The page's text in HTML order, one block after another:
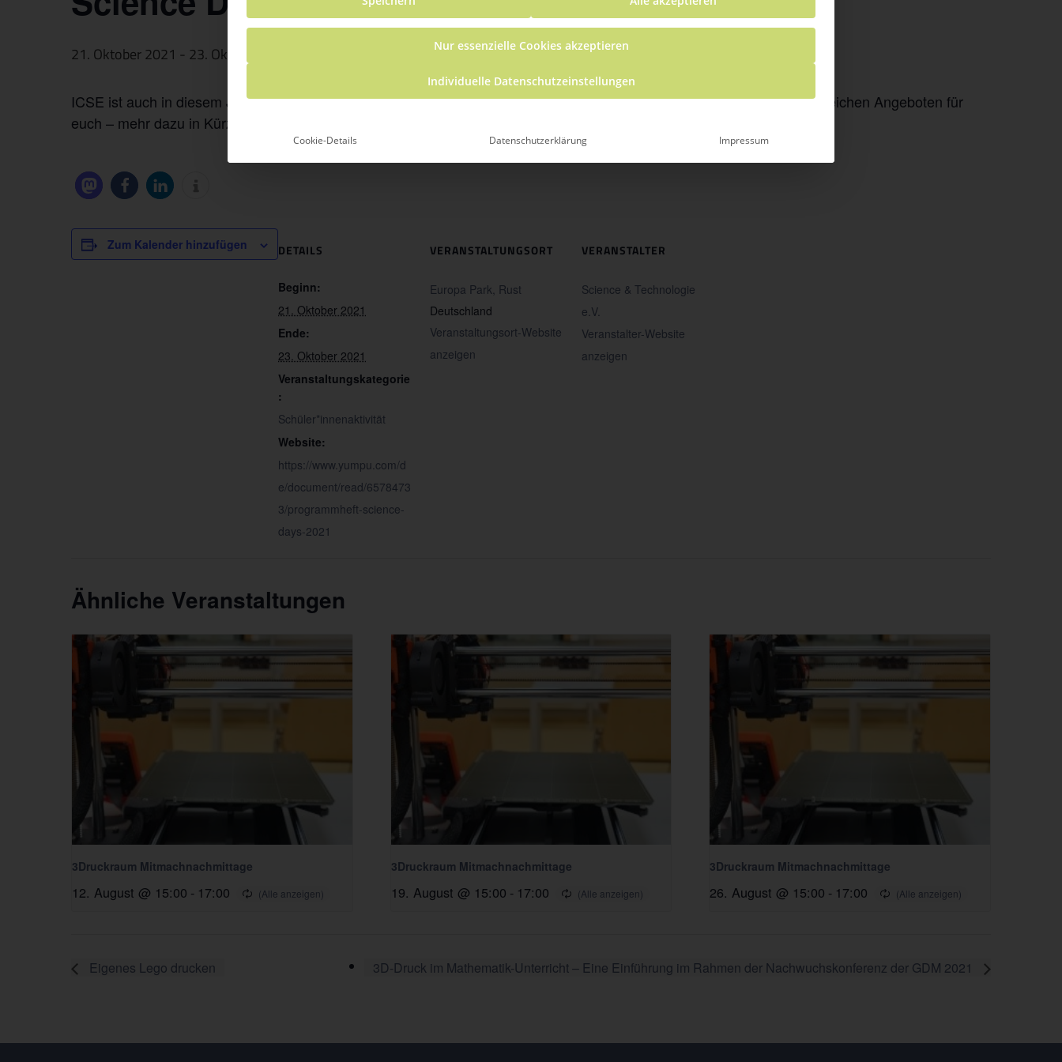
21. Oktober 2021 - 23. Oktober 2021
ICSE ist auch in diesem Jahr wieder bei den Science Days dabei! Gerade tüfteln wir an spannenden und abwechslungsreichen Angeboten für
euch – mehr dazu in Kürze!
Zum Kalender hinzufügen DETAILS
Beginn:
21. Oktober 2021
Ende:
23. Oktober 2021
Veranstaltungskategorie
:
Schüler*innenaktivität
Website:
https://www.yumpu.com/d
e/document/read/6578473
3/programmheft-science-
days-2021
VERANSTALTUNGSORT
Europa Park, Rust
Deutschland
Veranstaltungsort-Website
anzeigen
VERANSTALTER
Science & Technologie
e.V.
Veranstalter-Website
anzeigen
Ähnliche Veranstaltungen
3Druckraum Mitmachnachmittage
12. August @ 15:00 - 17:00
3Druckraum Mitmachnachmittage
19. August @ 15:00 - 17:00
3Druckraum Mitmachnachmittage
26. August @ 15:00 - 17:00
Eigenes Lego drucken 3D-Druck im Mathematik-Unterricht – Eine Einführung im Rahmen der Nachwuchskonferenz der GDM 2021
Nur essenzielle Cookies akzeptieren
Individuelle Datenschutzeinstellungen
Cookie-Details Datenschutzerklärung Impressum